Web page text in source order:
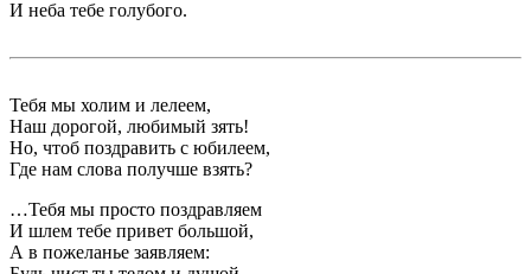
И неба тебе голубого.
Тебя мы холим и лелеем,
Наш дорогой, любимый зять!
Но, чтоб поздравить с юбилеем,
Где нам слова получше взять?
…Тебя мы просто поздравляем
И шлем тебе привет большой,
А в пожеланье заявляем: